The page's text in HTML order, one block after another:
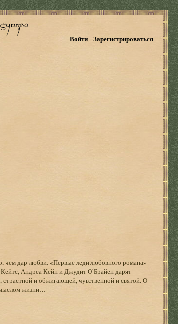
Войти Зарегистрироваться
чем дар любви. «Первые леди любовного романа»
Андреа Кейн и Джудит О`Брайен дарят
и обжигающей, чувственной и святой. О
жизни…